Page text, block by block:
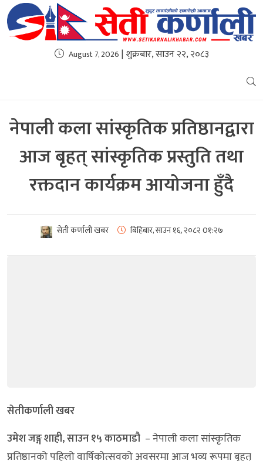
August 7, 2026 | शुक्रबार, साउन २२, २०८३
नेपाली कला सांस्कृतिक प्रतिष्ठानद्वारा
आज बृहत् सांस्कृतिक प्रस्तुति तथा
रक्तदान कार्यक्रम आयोजना हुँदै
सेती कर्णाली खबर बिहिबार, साउन १६, २०८२0१:२७
सेतीकर्णाली खबर
उमेश जङ्ग शाही, साउन १५ काठमाडौ – नेपाली कला सांस्कृतिक
प्रतिष्ठानको पहिलो वार्षिकोत्सवको अवसरमा आज भव्य रूपमा बृहत्